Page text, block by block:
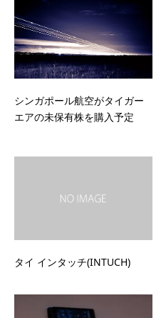
シンガポール航空がタイガー
エアの未保有株を購入予定
タイ インタッチ(INTUCH)